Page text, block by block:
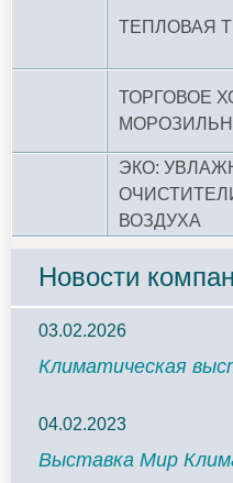
ТЕПЛОВАЯ
ТОРГОВОЕ
ЭКО:
ВОЗДУХА
Новости
03.02.2026
Климатическая
04.02.2023
Выставка Мир